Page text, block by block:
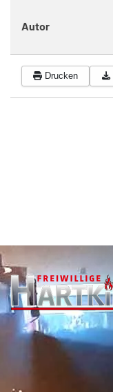
Autor
Drucken